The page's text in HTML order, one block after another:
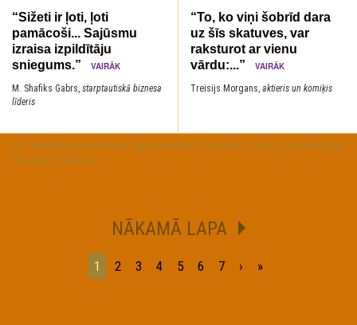
“Sižeti ir ļoti, ļoti
pamācoši... Sajūsmu
izraisa izpildītāju
sniegums.”
VAIRĀK
M. Shafiks Gabrs, starptautiskā biznesa
līderis
“To, ko viņi šobrīd dara
uz šīs skatuves, var
raksturot ar vienu
vārdu:...”VAIRĀK
Treisijs Morgans,aktieris un komiķis
Šīs skatītāju atsauksmes laipni piedāvā The Epoch Times un New Tang
Dynasty Television.
NĀKAMĀ LAPA
1 2 3 4 5 6 7 › »